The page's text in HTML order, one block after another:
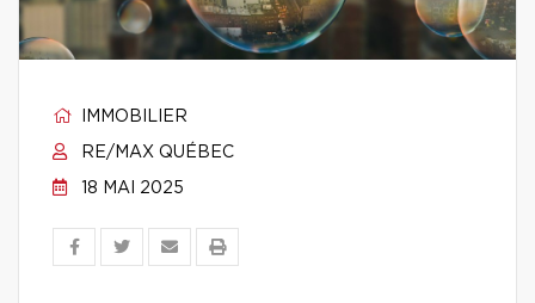
IMMOBILIER
RE/MAX QUÉBEC
18 MAI 2025